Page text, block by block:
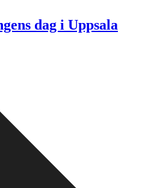
dag i Uppsala